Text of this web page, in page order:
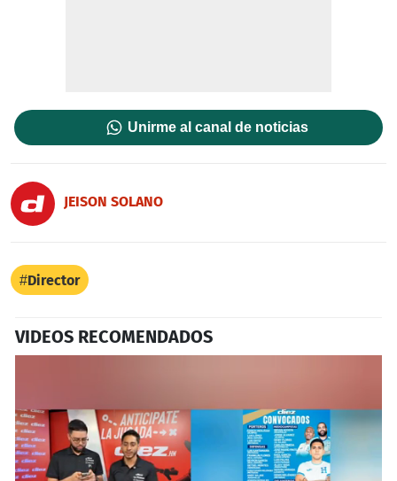
Unirme al canal de noticias
JEISON SOLANO
Director
VIDEOS RECOMENDADOS